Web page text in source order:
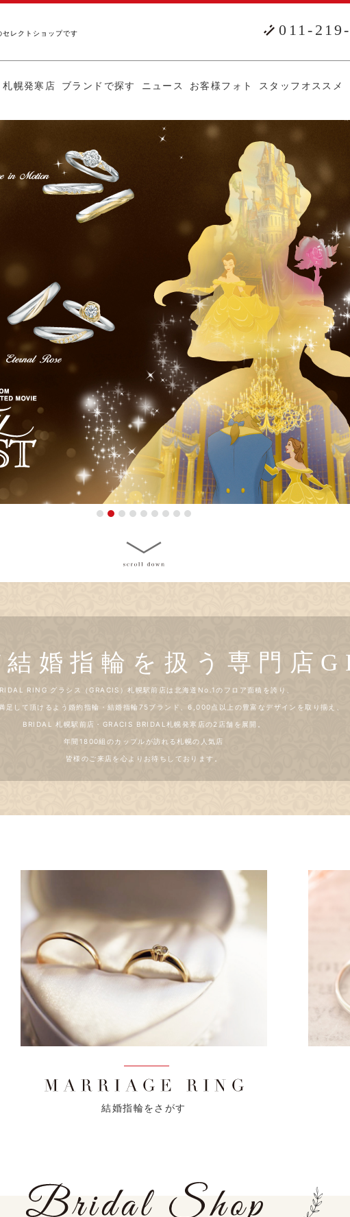
レクトショップです 011-
札幌発寒店 ブランドで探す ニュース お客様フォト スタッフオススメ
婚指輪を扱う専門店
RING グラシス（GRACIS）札幌駅前店は北海道No.1のフロア面積を誇り、
足して頂けるよう婚約指輪・結婚指輪75ブランド、6,000点以上の豊富なデザインを取り揃え、
BRIDAL 札幌駅前店・GRACIS BRIDAL札幌発寒店の2店舗を展開。
年間1800組のカップルが訪れる札幌の人気店
皆様のご来店を心よりお待ちしております。
結婚指輪をさがす